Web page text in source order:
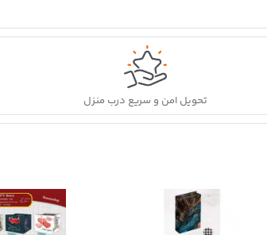
تحویل امن و سریع درب منزل